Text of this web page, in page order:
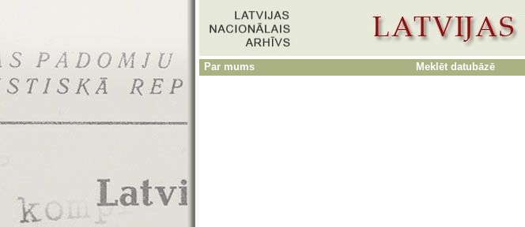
Par mums Meklēt datubāzē